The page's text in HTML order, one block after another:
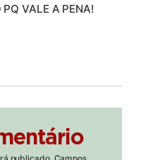
PQ VALE A PENA!